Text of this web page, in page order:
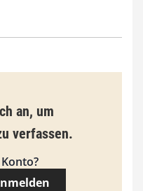
an, um
verfassen.